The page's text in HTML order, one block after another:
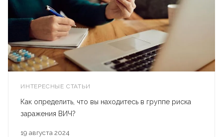
ИНТЕРЕСНЫЕ СТАТЬИ
19 августа 2024
Как определить, что вы находитесь в группе риска
заражения ВИЧ?